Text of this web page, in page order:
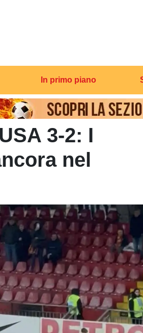
In primo piano
3-2: I
nel